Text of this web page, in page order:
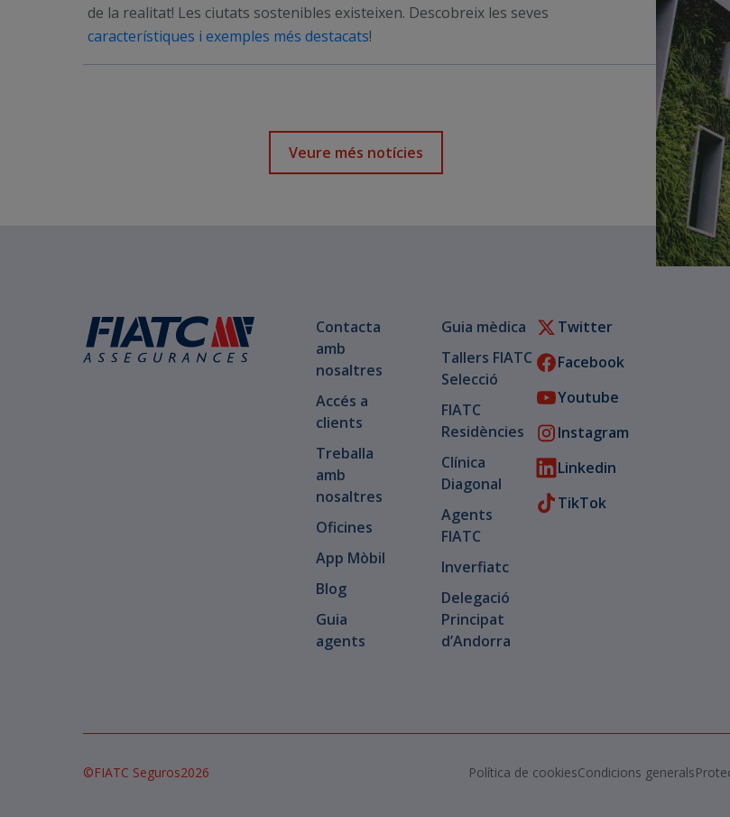
de la realitat! Les ciutats sostenibles existeixen. Descobreix les seves
característiques i exemples més destacats!
Veure més notícies
Contacta
amb
nosaltres
Accés a
clients
Treballa
amb
nosaltres
Oficines
App Mòbil
Blog
Guia
agents
Guia mèdica
Tallers FIATC
Selecció
FIATC
Residències
Clínica
Diagonal
Agents
FIATC
Inverfiatc
Delegació
Principat
d’Andorra
Twitter
Facebook
Youtube
Instagram
Linkedin
TikTok
©FIATC Seguros2026 Política de cookiesCondicions generals